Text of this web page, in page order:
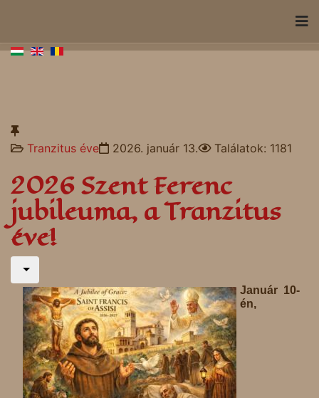
Tranzitus éve 2026. január 13. Találatok: 1181
2026 Szent Ferenc
jubileuma, a Tranzitus
éve!
Január 10-
én,